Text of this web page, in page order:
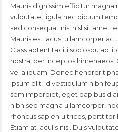
Mauris dignissim efficitur
vulputate, ligula nec dictum
sed consequat nisi nisl sit amet
Mauris est lacus, ullamcorper ac
Class aptent taciti sociosqu ad
nostra, per inceptos himenaeos.
vel aliquam. Donec hendrerit
ipsum elit, id vestibulum nibh
sem imperdiet, eget dapibus
nibh sed magna ullamcorper,
rhoncus sapien ultrices,
Etiam at iaculis nisl. Duis